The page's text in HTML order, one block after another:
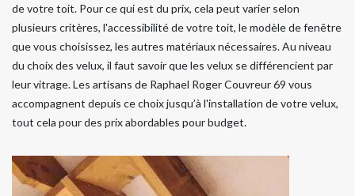
de votre toit. Pour ce qui est du prix, cela peut varier selon
plusieurs critères, l'accessibilité de votre toit, le modèle de fenêtre
que vous choisissez, les autres matériaux nécessaires. Au niveau
du choix des velux, il faut savoir que les velux se différencient par
leur vitrage. Les artisans de Raphael Roger Couvreur 69 vous
accompagnent depuis ce choix jusqu’à l'installation de votre velux,
tout cela pour des prix abordables pour budget.